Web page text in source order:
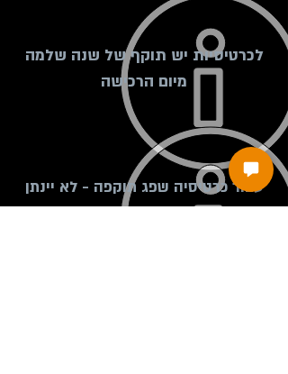
לכרטיסיות יש תוקף של שנה שלמה
מיום הרכישה
עבור כרטיסיה שפג תוקפה - לא יינתן
החזר כספי